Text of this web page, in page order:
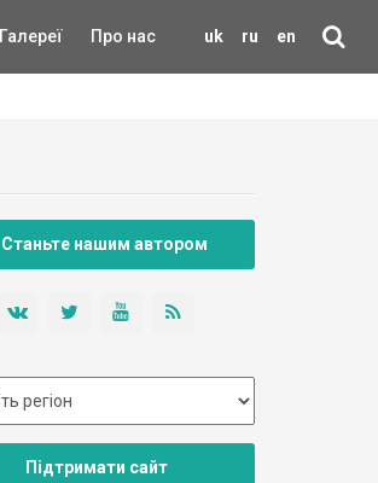
uk ru en
Галереї Про нас
Станьте нашим автором
Підтримати сайт